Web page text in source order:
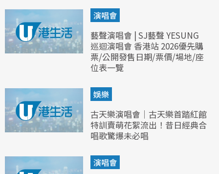
演唱會
藝聲演唱會 | SJ藝聲 YESUNG
巡迴演唱會 香港站 2026優先購
票/公開發售日期/票價/場地/座
位表一覽
娛樂
古天樂演唱會｜古天樂首踏紅館
特訓賣萌花絮流出！昔日經典合
唱歌驚爆未必唱
演唱會